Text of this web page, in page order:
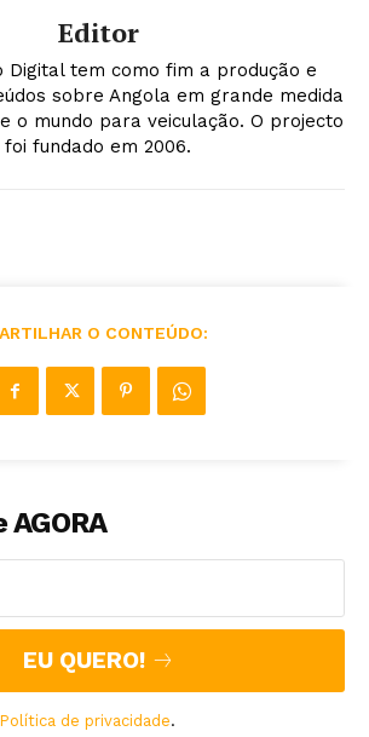
Editor
Digital tem como fim a produção e
sobre Angola em grande medida
o mundo para veiculação. O projecto
foi fundado em 2006.
O CONTEÚDO:
EU QUERO!
Política de privacidade.